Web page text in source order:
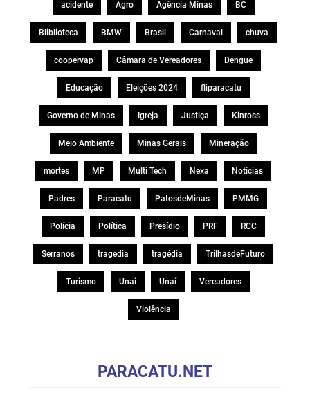
acidente Agro Agência Minas BC
Bliblioteca BMW Brasil Carnaval chuva
coopervap Câmara de Vereadores Dengue
Educação Eleições 2024 fliparacatu
Governo de Minas Igreja Justiça Kinross
Meio Ambiente Minas Gerais Mineração
mortes MP Multi Tech Nexa Notícias
Padres Paracatu PatosdeMinas PMMG
Polícia Política Presídio PRF RCC
Serranos tragedia tragédia TrilhasdeFuturo
Turismo Unai Unaí Vereadores
Violência
PARACATU.NET